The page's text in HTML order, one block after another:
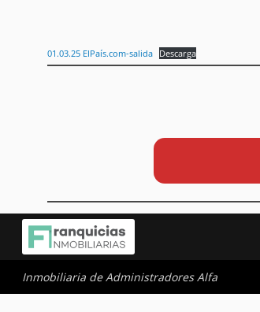
01.03.25 ElPaís.com-salida Descarga
Inmobiliaria de Administradores Alfa